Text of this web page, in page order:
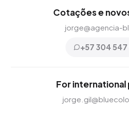
Cotações e
jorge@agencia-
+57 304 547
For